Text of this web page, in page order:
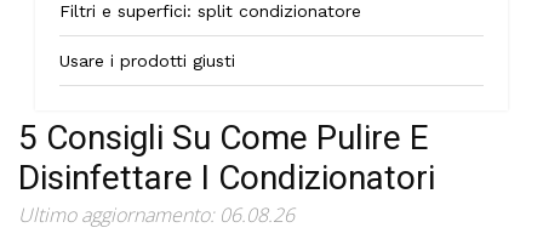
Filtri e superfici: split condizionatore
Usare i prodotti giusti
5 Consigli Su Come Pulire E
Disinfettare I Condizionatori
Ultimo aggiornamento: 06.08.26